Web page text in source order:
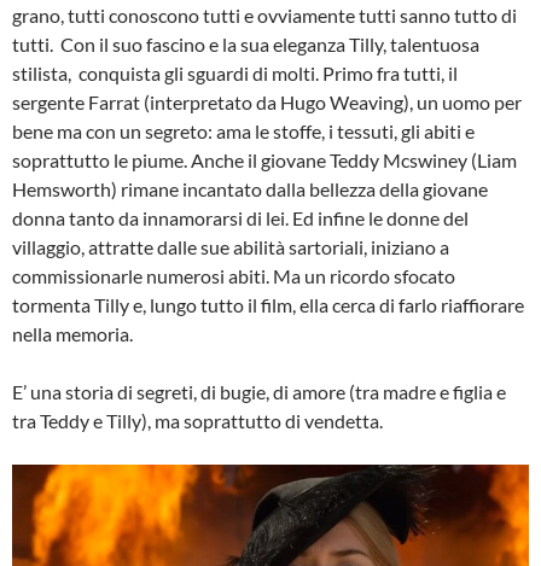
grano, tutti conoscono tutti e ovviamente tutti sanno tutto di
tutti. Con il suo fascino e la sua eleganza Tilly, talentuosa
stilista, conquista gli sguardi di molti. Primo fra tutti, il
sergente Farrat (interpretato da Hugo Weaving), un uomo per
bene ma con un segreto: ama le stoffe, i tessuti, gli abiti e
soprattutto le piume. Anche il giovane Teddy Mcswiney (Liam
Hemsworth) rimane incantato dalla bellezza della giovane
donna tanto da innamorarsi di lei. Ed infine le donne del
villaggio, attratte dalle sue abilità sartoriali, iniziano a
commissionarle numerosi abiti. Ma un ricordo sfocato
tormenta Tilly e, lungo tutto il film, ella cerca di farlo riaffiorare
nella memoria.
E’ una storia di segreti, di bugie, di amore (tra madre e figlia e
tra Teddy e Tilly), ma soprattutto di vendetta.